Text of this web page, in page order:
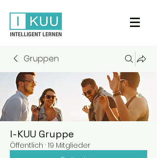
Gruppen
I-KUU Gruppe
Öffentlich · 19 Mitglieder